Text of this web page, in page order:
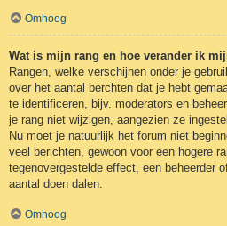
Omhoog
Wat is mijn rang en hoe verander ik
Rangen, welke verschijnen onder je
over het aantal berchten dat je hebt
te identificeren, bijv. moderators en
je rang niet wijzigen, aangezien ze
Nu moet je natuurlijk het forum niet
veel berichten, gewoon voor een hogere
tegenovergestelde effect, een beheerder
aantal doen dalen.
Omhoog